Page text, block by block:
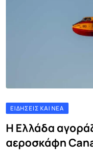
ΕΙΔΉΣΕΙΣ ΚΑΙ ΝΈΑ
Η Ελλάδα
αεροσκάφη